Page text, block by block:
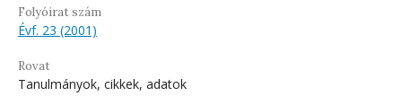
Folyóirat szám
Évf. 23 (2001)
Rovat
Tanulmányok, cikkek, adatok